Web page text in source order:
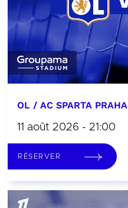
OL / AC SPARTA PRAHA
11 août 2026 - 21:00
RÉSERVER